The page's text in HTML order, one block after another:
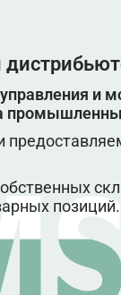
и
позиций.